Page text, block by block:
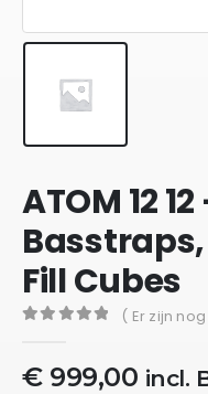
ATOM 12 12
Fill Cubes
( Er zijn
€999,00 incl.